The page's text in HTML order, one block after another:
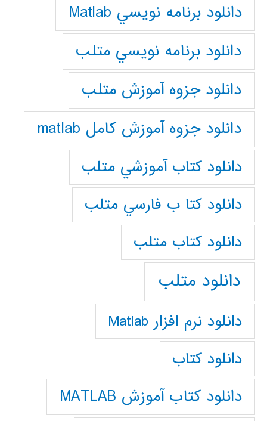
دانلود برنامه نويسي Matlab
دانلود برنامه نويسي متلب
دانلود جزوه آموزش متلب
دانلود جزوه آموزش کامل matlab
دانلود كتاب آموزشي متلب
دانلود كتا ب فارسي متلب
دانلود كتاب متلب
دانلود متلب
دانلود نرم افزار Matlab
دانلود کتاب
دانلود کتاب آموزش MATLAB